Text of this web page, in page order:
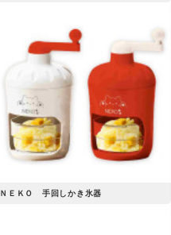
ＮＥＫＯ 手回しかき氷器